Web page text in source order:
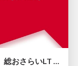
【超特急】「SQLアンチパターン」 総おさらいLT 【4分で25個】